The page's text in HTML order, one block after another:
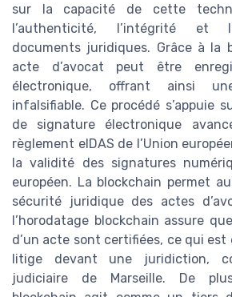
sur la capacité de cette
l’authenticité, l’intégrité et
documents juridiques. Grâce à la
acte d’avocat peut être
électronique, offrant ainsi
infalsifiable. Ce procédé s’appuie
de signature électronique
règlement eIDAS de l’Union
la validité des signatures
européen. La blockchain permet
sécurité juridique des actes
l’horodatage blockchain assure
d’un acte sont certifiées, ce qui est
litige devant une juridiction,
judiciaire de Marseille. De